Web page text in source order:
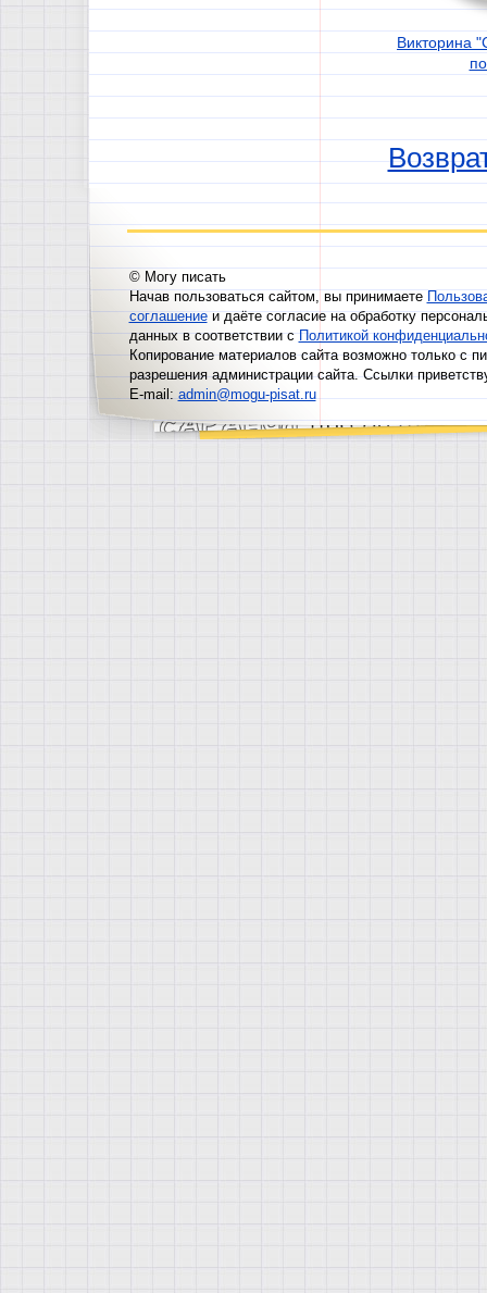
Викторина
© Могу писать
Начав пользоваться сайтом, вы принимаете
соглашениеи даёте согласие на обработку
данных в соответствии сПолитикой
Копирование материалов сайта возможно только с
разрешения администрации сайта. Ссылки
E-mail:admin@mogu-pisat.ru